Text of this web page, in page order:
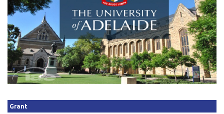
Qidirish
Kirish
Grant